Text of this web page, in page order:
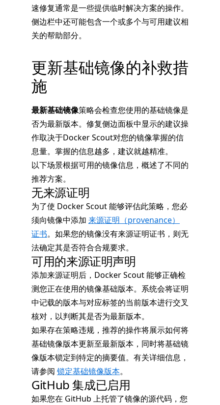
速修复通常是一些提供临时解决方案的操作。
侧边栏中还可能包含一个或多个与可用建议相
关的帮助部分。
更新基础镜像的补救措
施
最新基础镜像策略会检查您使用的基础镜像是
否为最新版本。修复侧边面板中显示的建议操
作取决于Docker Scout对您的镜像掌握的信
息量。掌握的信息越多，建议就越精准。
以下场景根据可用的镜像信息，概述了不同的
推荐方案。
无来源证明
为了使 Docker Scout 能够评估此策略，您必
须向镜像中添加 来源证明（provenance）
证书。如果您的镜像没有来源证明证书，则无
法确定其是否符合合规要求。
可用的来源证明声明
添加来源证明后，Docker Scout 能够正确检
测您正在使用的镜像基础版本。系统会将证明
中记载的版本与对应标签的当前版本进行交叉
核对，以判断其是否为最新版本。
如果存在策略违规，推荐的操作将展示如何将
基础镜像版本更新至最新版本，同时将基础镜
像版本锁定到特定的摘要值。有关详细信息，
请参阅 锁定基础镜像版本。
GitHub 集成已启用
如果您在 GitHub 上托管了镜像的源代码，您